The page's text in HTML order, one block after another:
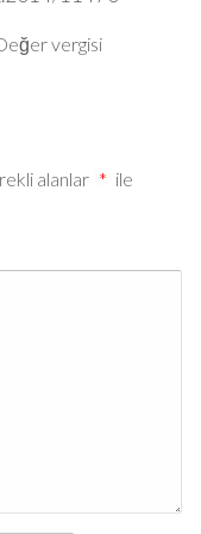
vergisi
alanlar * ile